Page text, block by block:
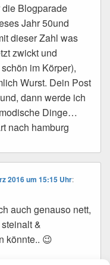
Blogparade
Jahr 50und
dieser Zahl was
zwickt und
im Körper),
Wurst. Dein Post
dann werde ich
Dinge…
nach hamburg
2016 um 15:15 Uhr:
auch genauso nett,
&
könnte.. 😉